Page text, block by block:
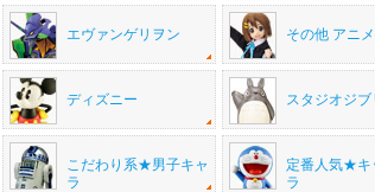
エヴァンゲリヲン その他 アニ
ディズニー スタジオジブ
こだわり系★男子キャ
ラ
定番人気★キ
ラ